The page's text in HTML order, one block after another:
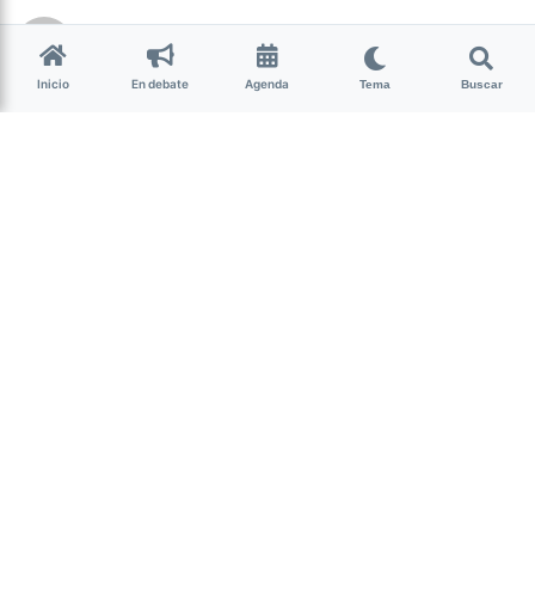
hace 8 años • 18 min de lectura
Inicio En debate Agenda Tema Buscar